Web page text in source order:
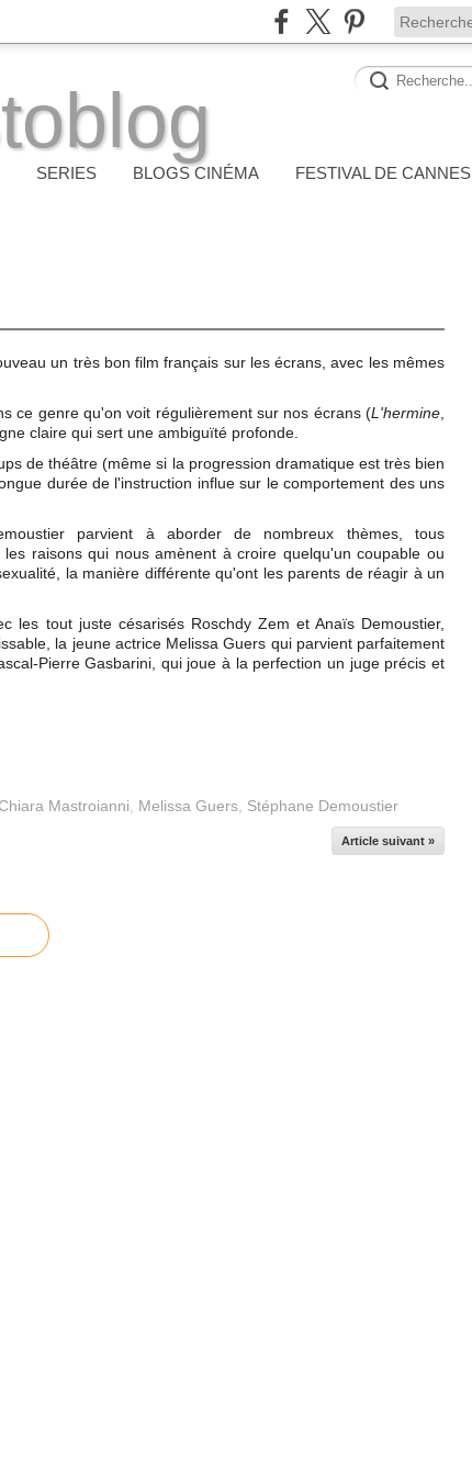
SERIES BLOGS CINÉMA FESTIVAL DE CANNES
un très bon film français sur les écrans, avec les mêmes
ce genre qu'on voit régulièrement sur nos écrans (L'hermine
claire qui sert une ambiguïté profonde.
de théâtre (même si la progression dramatique est très bien
durée de l'instruction influe sur le comportement des uns
parvient à aborder de nombreux thèmes, tous
raisons qui nous amènent à croire quelqu'un coupable ou
la manière différente qu'ont les parents de réagir à un
les tout juste césarisés Roschdy Zem et Anaïs Demoustier,
la jeune actrice Melissa Guers qui parvient parfaitement
Pierre Gasbarini, qui joue à la perfection un juge précis et
Mastroianni Melissa Guers Stéphane Demoustier
Article suivant »